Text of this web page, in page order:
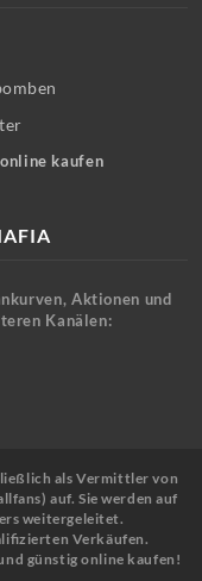
kaufen
Aktionen und
Kanälen:
als Vermittler von
auf. Sie werden auf
weitergeleitet.
Verkäufen.
günstig online kaufen!